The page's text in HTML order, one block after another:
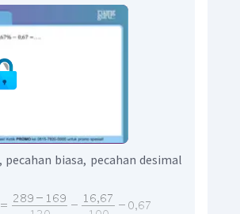
biasa, pecahan desimal